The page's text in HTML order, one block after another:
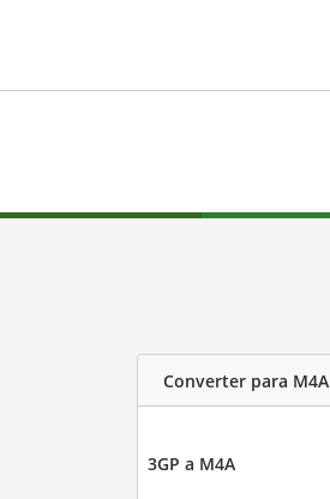
Converter para M4A
3GP a M4A